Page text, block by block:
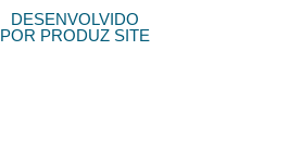
DESENVOLVIDO
POR PRODUZ SITE